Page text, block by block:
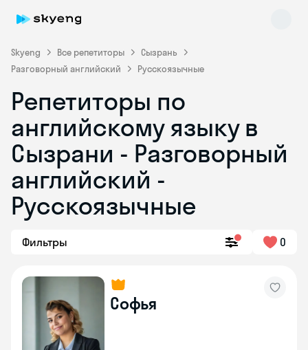
Skyeng Все репетиторы
Сызрань
Разговорный английский
Русскоязычные
Репетиторы по
английскому языку в
Сызрани - Разговорный
английский -
Русскоязычные
Фильтры 0
Софья
Skyeng Chat